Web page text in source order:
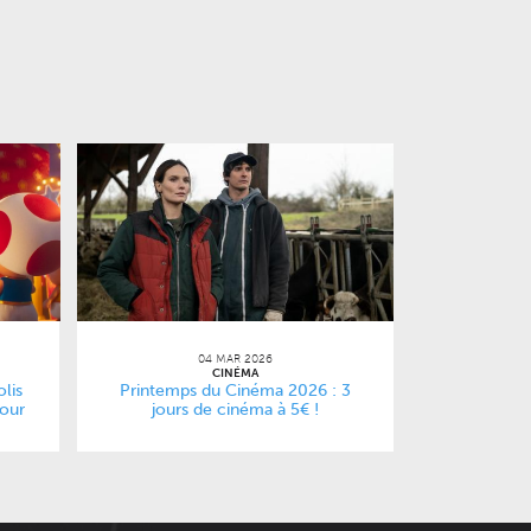
04 MAR 2026
CINÉMA
Printemps du Cinéma 2026 : 3
jours de cinéma à 5€ !